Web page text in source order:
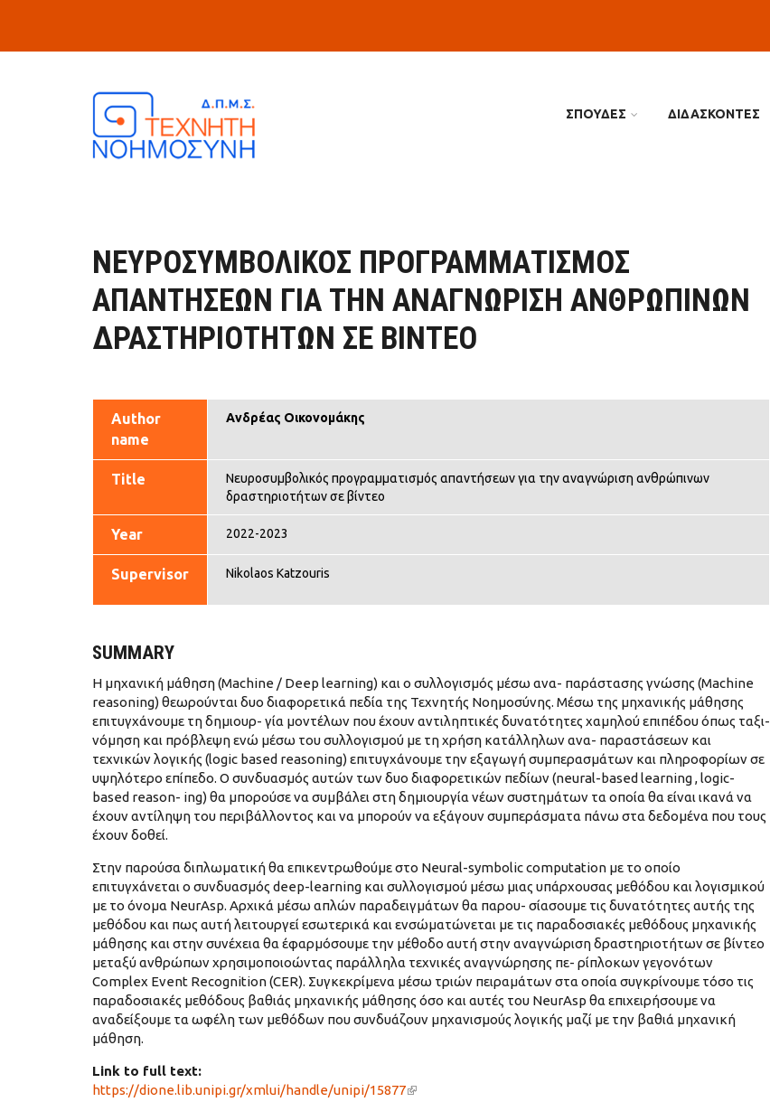
ΣΠΟΥΔΕΣ ΔΙΔΑΣΚΟΝΤΕΣ
ΝΕΥΡΟΣΥΜΒΟΛΙΚΌΣ ΠΡΟΓΡΑΜΜΑΤΙΣΜΌΣ
ΑΠΑΝΤΉΣΕΩΝ ΓΙΑ ΤΗΝ ΑΝΑΓΝΏΡΙΣΗ ΑΝΘΡΏΠΙΝΩΝ
ΔΡΑΣΤΗΡΙΟΤΉΤΩΝ ΣΕ ΒΊΝΤΕΟ
Author
name
Ανδρέας Οικονομάκης
Title
Νευροσυμβολικός προγραμματισμός απαντήσεων για την αναγνώριση ανθρώπινων
δραστηριοτήτων σε βίντεο
Year 2022-2023
Supervisor Nikolaos Katzouris
SUMMARY
Η μηχανική μάθηση (Machine / Deep learning) και ο συλλογισμός μέσω ανα- παράστασης γνώσης (Machine
reasoning) θεωρούνται δυο διαφορετικά πεδία της Τεχνητής Νοημοσύνης. Μέσω της μηχανικής μάθησης
επιτυγχάνουμε τη δημιουρ- γία μοντέλων που έχουν αντιληπτικές δυνατότητες χαμηλού επιπέδου όπως ταξι-
νόμηση και πρόβλεψη ενώ μέσω του συλλογισμού με τη χρήση κατάλληλων ανα- παραστάσεων και
τεχνικών λογικής (logic based reasoning) επιτυγχάνουμε την εξαγωγή συμπερασμάτων και πληροφορίων σε
υψηλότερο επίπεδο. Ο συνδυασμός αυτών των δυο διαφορετικών πεδίων (neural-based learning , logic-
based reason- ing) θα μπορούσε να συμβάλει στη δημιουργία νέων συστημάτων τα οποία θα είναι ικανά να
έχουν αντίληψη του περιβάλλοντος και να μπορούν να εξάγουν συμπεράσματα πάνω στα δεδομένα που τους
έχουν δοθεί.
Στην παρούσα διπλωματική θα επικεντρωθούμε στο Neural-symbolic computation με το οποίο
επιτυγχάνεται ο συνδυασμός deep-learning και συλλογισμού μέσω μιας υπάρχουσας μεθόδου και λογισμικού
με το όνομα NeurAsp. Αρχικά μέσω απλών παραδειγμάτων θα παρου- σίασουμε τις δυνατότητες αυτής της
μεθόδου και πως αυτή λειτουργεί εσωτερικά και ενσώματώνεται με τις παραδοσιακές μεθόδους μηχανικής
μάθησης και στην συνέχεια θα έφαρμόσουμε την μέθοδο αυτή στην αναγνώριση δραστηριοτήτων σε βίντεο
μεταξύ ανθρώπων χρησιμοποιοώντας παράλληλα τεχνικές αναγνώρησης πε- ρίπλοκων γεγονότων
Complex Event Recognition (CER). Συγκεκρίμενα μέσω τριών πειραμάτων στα οποία συγκρίνουμε τόσο τις
παραδοσιακές μεθόδους βαθιάς μηχανικής μάθησης όσο και αυτές του NeurAsp θα επιχειρήσουμε να
αναδείξουμε τα ωφέλη των μεθόδων που συνδυάζουν μηχανισμούς λογικής μαζί με την βαθιά μηχανική
μάθηση.
Link to full text:
https://dione.lib.unipi.gr/xmlui/handle/unipi/15877(link is external)